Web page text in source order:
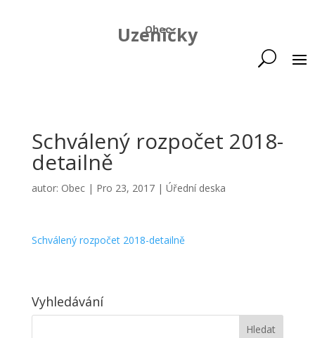
Obec
Uzeničky
Schválený rozpočet 2018-
detailně
autor: Obec| Pro 23, 2017| Úřední deska
Schválený rozpočet 2018-detailně
Vyhledávání